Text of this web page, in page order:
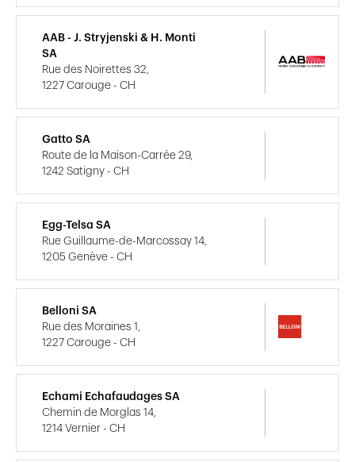
AAB - J. Stryjenski & H. Monti
SA
Rue des Noirettes 32,
1227 Carouge - CH
Gatto SA
Route de la Maison-Carrée 29,
1242 Satigny - CH
Egg-Telsa SA
Rue Guillaume-de-Marcossay 14,
1205 Genève - CH
Belloni SA
Rue des Moraines 1,
1227 Carouge - CH
Echami Echafaudages SA
Chemin de Morglas 14,
1214 Vernier - CH